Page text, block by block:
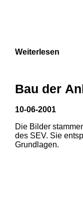
Weiterlesen
Bau der
10-06-2001
Die Bilder
des SEV. Sie
Grundlagen.